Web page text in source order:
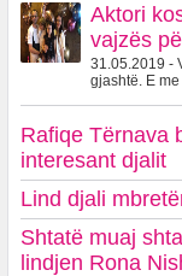
Aktori
vajzës
31.05.2019 -
gjashtë. E
Rafiqe Tërnava
interesant djalit
Lind djali
Shtatë muaj
lindjen Rona